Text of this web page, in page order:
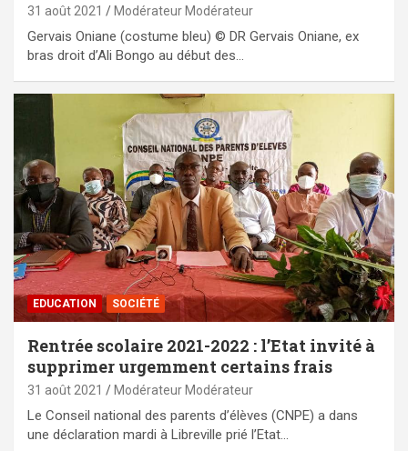
31 août 2021 Modérateur Modérateur
Gervais Oniane (costume bleu) © DR Gervais Oniane, ex
bras droit d’Ali Bongo au début des…
EDUCATION SOCIÉTÉ
Rentrée scolaire 2021-2022 : l’Etat invité à
supprimer urgemment certains frais
31 août 2021 Modérateur Modérateur
Le Conseil national des parents d’élèves (CNPE) a dans
une déclaration mardi à Libreville prié l’Etat…